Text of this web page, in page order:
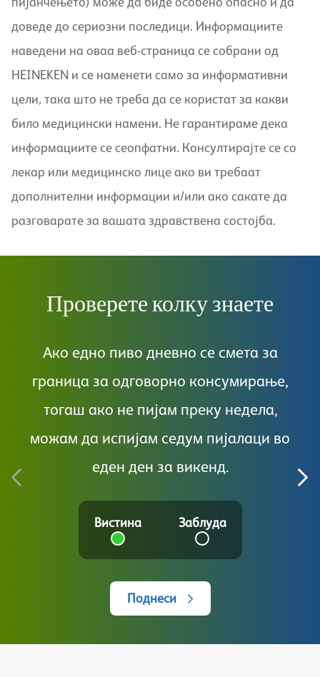
доведе до сериозни последици. Информациите
наведени на оваа веб-страница се собрани од
HEINEKEN и се наменети само за информативни
цели, така што не треба да се користат за какви
било медицински намени. Не гарантираме дека
информациите се сеопфатни. Консултирајте се со
лекар или медицинско лице ако ви требаат
дополнителни информации и/или ако сакате да
разговарате за вашата здравствена состојба.
Проверете колку знаете
Ако едно пиво дневно се смета за
граница за одговорно консумирање,
тогаш ако не пијам преку недела,
можам да испијам седум пијалаци во
еден ден за викенд.
Вистина Заблуда
Поднеси